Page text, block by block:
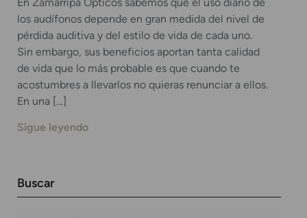
los audífonos depende en gran medida del nivel de
pérdida auditiva y del estilo de vida de cada uno.
Sin embargo, sus beneficios aportan tanta calidad
de vida que lo más probable es que cuando te
acostumbres a llevarlos no quieras renunciar a ellos.
En una […]
Sigue leyendo
Buscar